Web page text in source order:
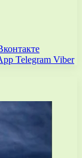
Telegram Viber